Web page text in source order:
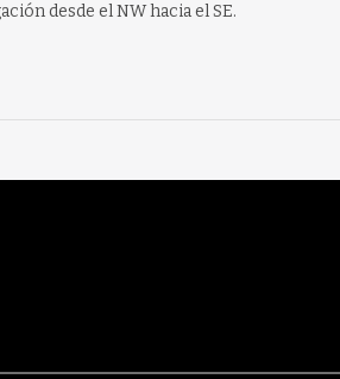
desde el NW hacia el SE.